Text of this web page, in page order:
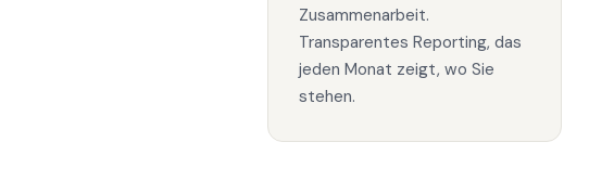
Zusammenarbeit.
Transparentes Reporting, das
jeden Monat zeigt, wo Sie
stehen.